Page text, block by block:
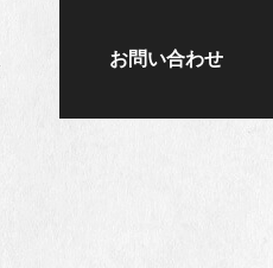
お問い合わせ